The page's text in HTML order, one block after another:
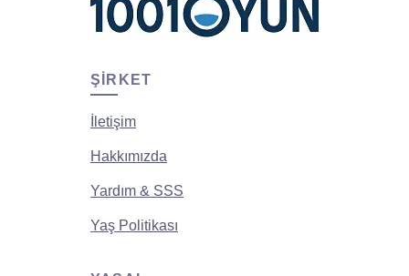
ŞIRKET
İletişim
Hakkımızda
Yardım & SSS
Yaş Politikası